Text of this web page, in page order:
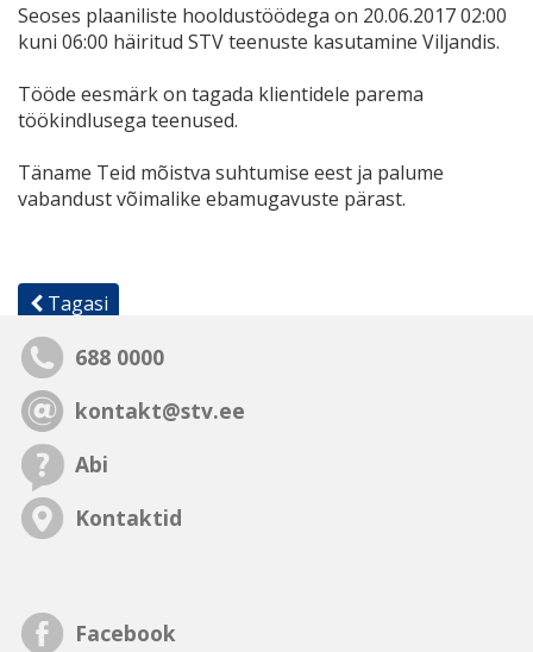
Seoses plaaniliste hooldustöödega on 20.06.2017 02:00
kuni 06:00 häiritud STV teenuste kasutamine Viljandis.
Tööde eesmärk on tagada klientidele parema
töökindlusega teenused.
Täname Teid mõistva suhtumise eest ja palume
vabandust võimalike ebamugavuste pärast.
Tagasi
688 0000
kontakt@stv.ee
Abi
Kontaktid
Facebook